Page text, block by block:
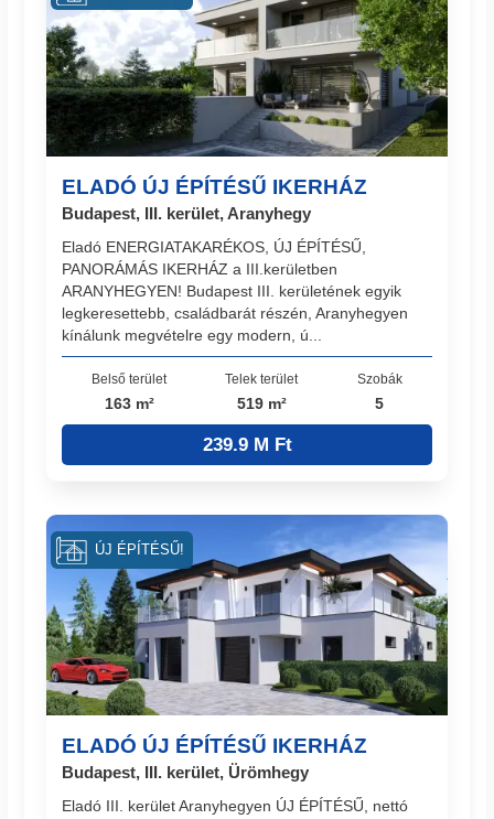
ELADÓ ÚJ ÉPÍTÉSŰ IKERHÁZ
Budapest, III. kerület, Aranyhegy
Eladó ENERGIATAKARÉKOS, ÚJ ÉPÍTÉSŰ,
PANORÁMÁS IKERHÁZ a III.kerületben
ARANYHEGYEN! Budapest III. kerületének egyik
legkeresettebb, családbarát részén, Aranyhegyen
kínálunk megvételre egy modern, ú...
Belső terület
163 m²
Telek terület
519 m²
Szobák
5
239.9 M Ft
ELADÓ ÚJ ÉPÍTÉSŰ IKERHÁZ
Budapest, III. kerület, Ürömhegy
Eladó III. kerület Aranyhegyen ÚJ ÉPÍTÉSŰ, nettó
ÚJ ÉPÍTÉSŰ!